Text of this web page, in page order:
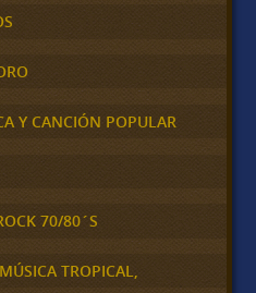
Y CANCIÓN POPULAR
70/80´S
TROPICAL,